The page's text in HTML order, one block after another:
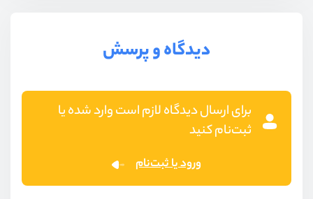
دیدگاه و پرسش
برای ارسال دیدگاه لازم است وارد شده یا
ثبت‌نام کنید
ورود یا ثبت‌نام